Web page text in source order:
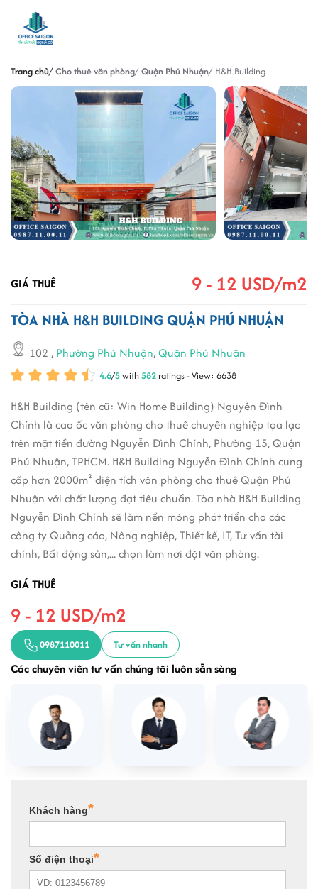
Trang chủ Cho thuê văn phòng Quận Phú Nhuận H&H Building
GIÁ THUÊ 9 - 12 USD/m2
TÒA NHÀ H&H BUILDING QUẬN PHÚ NHUẬN
102 , Phường Phú Nhuận,Quận Phú Nhuận
4.6/5with582 ratings - View: 6638
H&H Building (tên cũ: Win Home Building) Nguyễn Đình
Chính là cao ốc văn phòng cho thuê chuyên nghiệp tọa lạc
trên mặt tiền đường Nguyễn Đình Chính, Phường 15, Quận
Phú Nhuận, TPHCM. H&H Building Nguyễn Đình Chính cung
cấp hơn 2000m² diện tích văn phòng cho thuê Quận Phú
Nhuận với chất lượng đạt tiêu chuẩn. Tòa nhà H&H Building
Nguyễn Đình Chính sẽ làm nền móng phát triển cho các
công ty Quảng cáo, Nông nghiệp, Thiết kế, IT, Tư vấn tài
chính, Bất động sản,... chọn làm nơi đặt văn phòng.
GIÁ THUÊ
9 - 12 USD/m2
0987110011 Tư vấn nhanh
Các chuyên viên tư vấn chúng tôi luôn sẵn sàng